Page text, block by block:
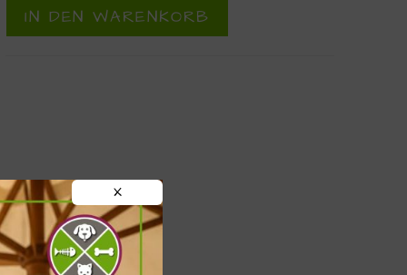
IN DEN WARENKORB
X